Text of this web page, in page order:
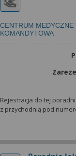
CENTRUM
KOMANDYTOWA
Rejestracja do tej
z przychodnią pod